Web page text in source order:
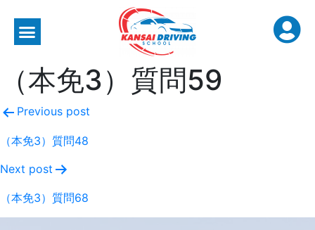
（本免3）質問59
Previous post
（本免3）質問48
Next post
（本免3）質問68